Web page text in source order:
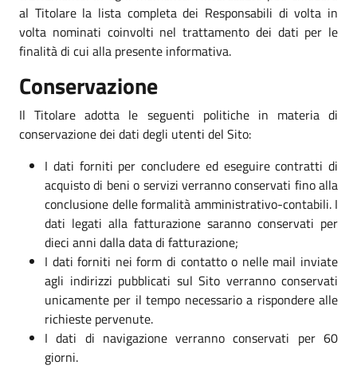
al Titolare la lista completa dei Responsabili di volta in
volta nominati coinvolti nel trattamento dei dati per le
finalità di cui alla presente informativa.
Conservazione
Il Titolare adotta le seguenti politiche in materia di
conservazione dei dati degli utenti del Sito:
I dati forniti per concludere ed eseguire contratti di
acquisto di beni o servizi verranno conservati fino alla
conclusione delle formalità amministrativo-contabili. I
dati legati alla fatturazione saranno conservati per
dieci anni dalla data di fatturazione;
I dati forniti nei form di contatto o nelle mail inviate
agli indirizzi pubblicati sul Sito verranno conservati
unicamente per il tempo necessario a rispondere alle
richieste pervenute.
I dati di navigazione verranno conservati per 60
giorni.